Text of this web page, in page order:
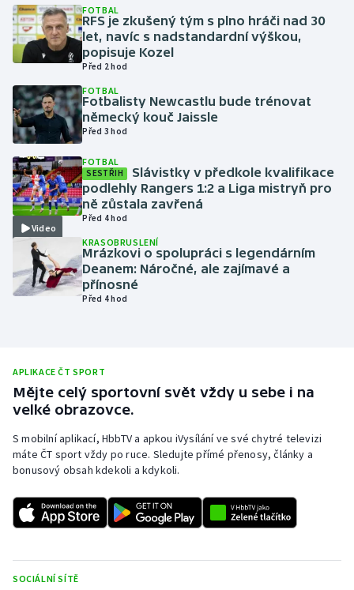
Jezdectví
Judo
Krasobruslení
Lezení
Lyže a snowboard
Moderní pětiboj
Motorsport
Olympijské hry
Plážový volejbal
Ragby
Rychlobruslení
Rychlostní kanoistika
FOTBAL
RFS je zkušený tým s plno hráči nad 30
let, navíc s nadstandardní výškou,
popisuje Kozel
Před 2 hod
FOTBAL
Fotbalisty Newcastlu bude trénovat
německý kouč Jaissle
Před 3 hod
Video
FOTBAL
SESTŘIH
Slávistky v předkole kvalifikace
podlehly Rangers 1:2 a Liga mistryň pro
ně zůstala zavřená
Před 4 hod
KRASOBRUSLENÍ
Mrázkovi o spolupráci s legendárním
Deanem: Náročné, ale zajímavé a
přínosné
Před 4 hod
APLIKACE ČT SPORT
Mějte celý sportovní svět vždy u sebe i na
velké obrazovce.
S mobilní aplikací, HbbTV a apkou iVysílání ve své chytré televizi
máte ČT sport vždy po ruce. Sledujte přímé přenosy, články a
bonusový obsah kdekoli a kdykoli.
SOCIÁLNÍ SÍTĚ